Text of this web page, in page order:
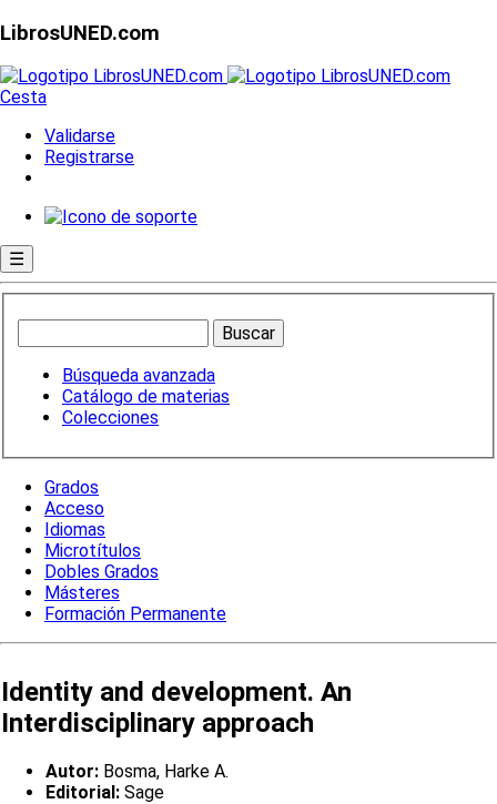
LibrosUNED.com
Cesta
Validarse
Registrarse
☰
Búsqueda avanzada
Catálogo de materias
Colecciones
Grados
Acceso
Idiomas
Microtítulos
Dobles Grados
Másteres
Formación Permanente
Identity and development. An
Interdisciplinary approach
Autor: Bosma, Harke A.
Editorial: Sage